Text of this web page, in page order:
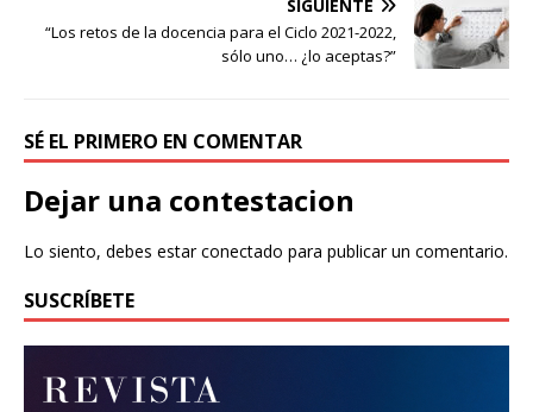
SIGUIENTE
“Los retos de la docencia para el Ciclo 2021-2022,
sólo uno… ¿lo aceptas?”
SÉ EL PRIMERO EN COMENTAR
Dejar una contestacion
Lo siento, debes estarconectado para publicar un comentario.
SUSCRÍBETE